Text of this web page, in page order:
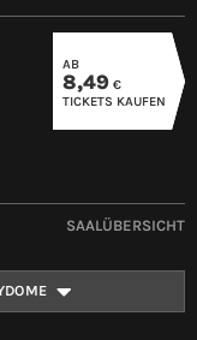
AB
8,49 €
TICKETS KAUFEN
SAALÜBERSICHT